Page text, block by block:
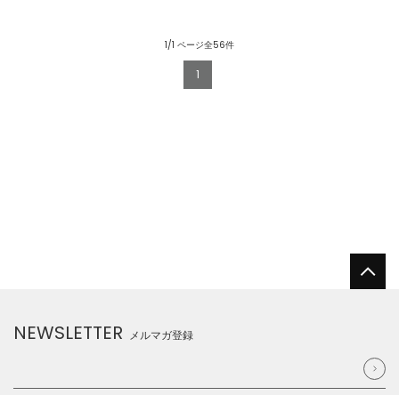
1/1 ページ全56件
1
NEWSLETTER メルマガ登録